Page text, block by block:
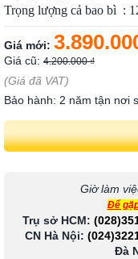
Trọng lượng cả bao bì :
Giá mới:
Giá cũ: 4.200.000 ₫
(Giá đã VAT)
Bảo hành: 2 năm tận nơi
Giờ làm
Để
Trụ sở HCM:
CN Hà Nội:
Đà